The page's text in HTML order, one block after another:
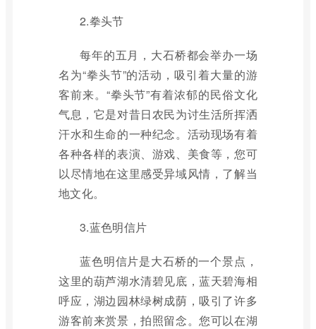
2.拳头节
每年的五月，大石桥都会举办一场
名为“拳头节”的活动，吸引着大量的游
客前来。“拳头节”有着浓郁的民俗文化
气息，它是对昔日农民为讨生活所挥洒
汗水和生命的一种纪念。活动现场有着
各种各样的表演、游戏、美食等，您可
以尽情地在这里感受异域风情，了解当
地文化。
3.蓝色明信片
蓝色明信片是大石桥的一个景点，
这里的葫芦湖水清碧见底，蓝天碧海相
呼应，湖边园林绿树成荫，吸引了许多
游客前来赏景，拍照留念。您可以在湖